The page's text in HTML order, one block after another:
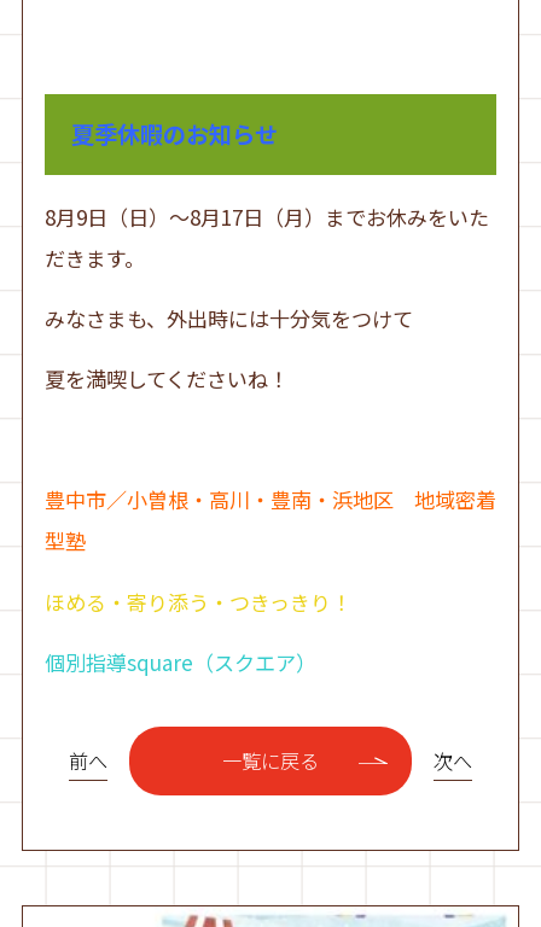
夏季休暇のお知らせ
8月9日（日）～8月17日（月）までお休みをいた
だきます。
みなさまも、外出時には十分気をつけて
夏を満喫してくださいね！
豊中市／小曽根・高川・豊南・浜地区 地域密着
型塾
ほめる・寄り添う・つきっきり！
個別指導square（スクエア）
前へ 一覧に戻る 次へ